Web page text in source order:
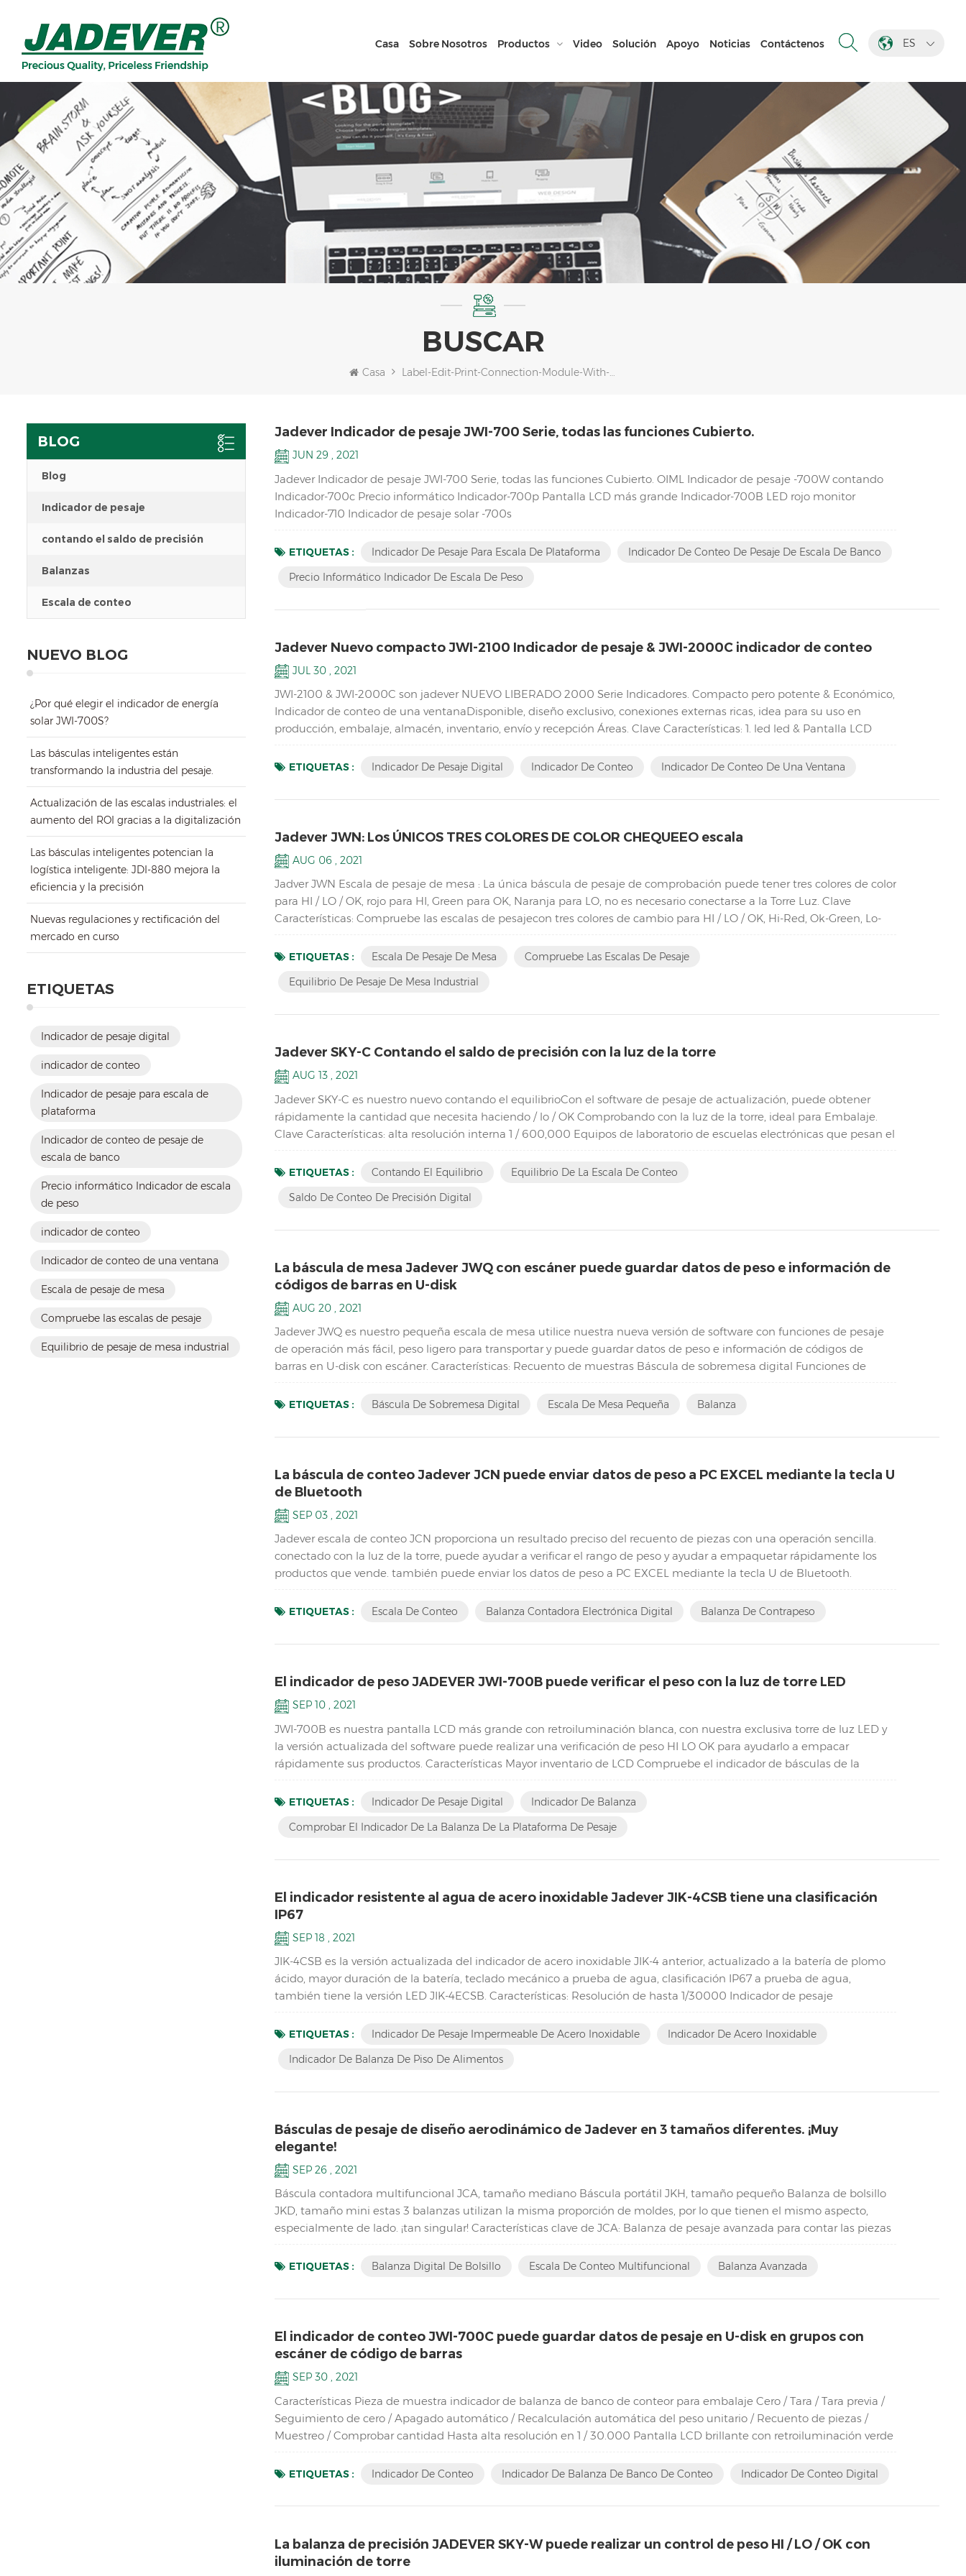
ES
Casa Sobre Nosotros Productos Video Solución Apoyo Noticias Contáctenos
BUSCAR
Casa Label-Edit-Print-Connection-Module-With-Digital-Weighing-Indicator
BLOG
Blog
Indicador de pesaje
contando el saldo de precisión
Balanzas
Escala de conteo
NUEVO BLOG
¿Por qué elegir el indicador de energía
solar JWI-700S?
Las básculas inteligentes están
transformando la industria del pesaje.
Actualización de las escalas industriales: el
aumento del ROI gracias a la digitalización
Las básculas inteligentes potencian la
logística inteligente: JDI-880 mejora la
eficiencia y la precisión
Nuevas regulaciones y rectificación del
mercado en curso
ETIQUETAS
Indicador de pesaje digital
indicador de conteo
Indicador de pesaje para escala de
plataforma
Indicador de conteo de pesaje de
escala de banco
Precio informático Indicador de escala
de peso
indicador de conteo
Indicador de conteo de una ventana
Escala de pesaje de mesa
Compruebe las escalas de pesaje
Equilibrio de pesaje de mesa industrial
Jadever Indicador de pesaje JWI-700 Serie, todas las funciones Cubierto.
JUN 29 , 2021
Jadever Indicador de pesaje JWI-700 Serie, todas las funciones Cubierto. OIML Indicador de pesaje -700W contando
Indicador-700c Precio informático Indicador-700p Pantalla LCD más grande Indicador-700B LED rojo monitor
Indicador-710 Indicador de pesaje solar -700s
ETIQUETAS : Indicador De Pesaje Para Escala De Plataforma
Indicador De Conteo De Pesaje De Escala De Banco
Precio Informático Indicador De Escala De Peso
Jadever Nuevo compacto JWI-2100 Indicador de pesaje & JWI-2000C indicador de conteo
JUL 30 , 2021
JWI-2100 & JWI-2000C son jadever NUEVO LIBERADO 2000 Serie Indicadores. Compacto pero potente & Económico,
Indicador de conteo de una ventanaDisponible, diseño exclusivo, conexiones externas ricas, idea para su uso en
producción, embalaje, almacén, inventario, envío y recepción Áreas. Clave Características: 1. led led & Pantalla LCD
ETIQUETAS : Indicador De Pesaje Digital Indicador De Conteo Indicador De Conteo De Una Ventana
Jadever JWN: Los ÚNICOS TRES COLORES DE COLOR CHEQUEEO escala
AUG 06 , 2021
Jadver JWN Escala de pesaje de mesa : La única báscula de pesaje de comprobación puede tener tres colores de color
para HI / LO / OK, rojo para HI, Green para OK, Naranja para LO, no es necesario conectarse a la Torre Luz. Clave
Características: Compruebe las escalas de pesajecon tres colores de cambio para HI / LO / OK, Hi-Red, Ok-Green, Lo-
ETIQUETAS : Escala De Pesaje De Mesa
Compruebe Las Escalas De Pesaje
Equilibrio De Pesaje De Mesa Industrial
Jadever SKY-C Contando el saldo de precisión con la luz de la torre
AUG 13 , 2021
Jadever SKY-C es nuestro nuevo contando el equilibrioCon el software de pesaje de actualización, puede obtener
rápidamente la cantidad que necesita haciendo / lo / OK Comprobando con la luz de la torre, ideal para Embalaje.
Clave Características: alta resolución interna 1 / 600,000 Equipos de laboratorio de escuelas electrónicas que pesan el
ETIQUETAS : Contando El Equilibrio
Equilibrio De La Escala De Conteo
Saldo De Conteo De Precisión Digital
La báscula de mesa Jadever JWQ con escáner puede guardar datos de peso e información de
códigos de barras en U-disk
AUG 20 , 2021
Jadever JWQ es nuestro pequeña escala de mesa utilice nuestra nueva versión de software con funciones de pesaje
de operación más fácil, peso ligero para transportar y puede guardar datos de peso e información de códigos de
barras en U-disk con escáner. Características: Recuento de muestras Báscula de sobremesa digital Funciones de
ETIQUETAS : Báscula De Sobremesa Digital Escala De Mesa Pequeña Balanza
La báscula de conteo Jadever JCN puede enviar datos de peso a PC EXCEL mediante la tecla U
de Bluetooth
SEP 03 , 2021
Jadever escala de conteo JCN proporciona un resultado preciso del recuento de piezas con una operación sencilla.
conectado con la luz de la torre, puede ayudar a verificar el rango de peso y ayudar a empaquetar rápidamente los
productos que vende. también puede enviar los datos de peso a PC EXCEL mediante la tecla U de Bluetooth.
ETIQUETAS : Escala De Conteo Balanza Contadora Electrónica Digital Balanza De Contrapeso
El indicador de peso JADEVER JWI-700B puede verificar el peso con la luz de torre LED
SEP 10 , 2021
JWI-700B es nuestra pantalla LCD más grande con retroiluminación blanca, con nuestra exclusiva torre de luz LED y
la versión actualizada del software puede realizar una verificación de peso HI LO OK para ayudarlo a empacar
rápidamente sus productos. Características Mayor inventario de LCD Compruebe el indicador de básculas de la
ETIQUETAS : Indicador De Pesaje Digital
Indicador De Balanza
Comprobar El Indicador De La Balanza De La Plataforma De Pesaje
El indicador resistente al agua de acero inoxidable Jadever JIK-4CSB tiene una clasificación
IP67
SEP 18 , 2021
JIK-4CSB es la versión actualizada del indicador de acero inoxidable JIK-4 anterior, actualizado a la batería de plomo
ácido, mayor duración de la batería, teclado mecánico a prueba de agua, clasificación IP67 a prueba de agua,
también tiene la versión LED JIK-4ECSB. Características: Resolución de hasta 1/30000 Indicador de pesaje
ETIQUETAS : Indicador De Pesaje Impermeable De Acero Inoxidable
Indicador De Acero Inoxidable
Indicador De Balanza De Piso De Alimentos
Básculas de pesaje de diseño aerodinámico de Jadever en 3 tamaños diferentes. ¡Muy
elegante!
SEP 26 , 2021
Báscula contadora multifuncional JCA, tamaño mediano Báscula portátil JKH, tamaño pequeño Balanza de bolsillo
JKD, tamaño mini estas 3 balanzas utilizan la misma proporción de moldes, por lo que tienen el mismo aspecto,
especialmente de lado. ¡tan singular! Características clave de JCA: Balanza de pesaje avanzada para contar las piezas
ETIQUETAS : Balanza Digital De Bolsillo Escala De Conteo Multifuncional Balanza Avanzada
El indicador de conteo JWI-700C puede guardar datos de pesaje en U-disk en grupos con
escáner de código de barras
SEP 30 , 2021
Características Pieza de muestra indicador de balanza de banco de conteor para embalaje Cero / Tara / Tara previa /
Seguimiento de cero / Apagado automático / Recalculación automática del peso unitario / Recuento de piezas /
Muestreo / Comprobar cantidad Hasta alta resolución en 1 / 30.000 Pantalla LCD brillante con retroiluminación verde
ETIQUETAS : Indicador De Conteo Indicador De Balanza De Banco De Conteo Indicador De Conteo Digital
La balanza de precisión JADEVER SKY-W puede realizar un control de peso HI / LO / OK con
iluminación de torre